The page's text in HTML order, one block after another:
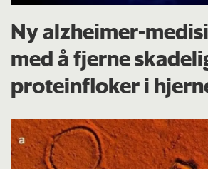
Ny alzheimer-
med å fjerne
proteinfloker i